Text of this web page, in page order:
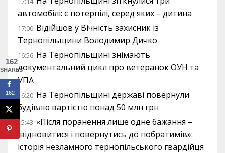
автомобілі: є потерпілі, серед яких – дитина
17:00 Відійшов у Вічність захисник із
Тернопільщини Володимир Дичко
16:56 На Тернопільщині знімають
документальний цикл про ветеранок ОУН та
УПА
16:20 На Тернопільщині державі повернули
будівлю вартістю понад 50 млн грн
15:43 «Після поранення лише одне бажання –
відновитися і повернутись до побратимів»:
історія незламного тернопільського гвардійця
162
SHARES
162